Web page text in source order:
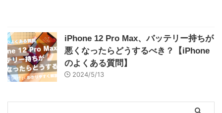
iPhone 12 Pro Max、バッテリー持ちが
悪くなったらどうするべき？【iPhone
のよくある質問】
2024/5/13